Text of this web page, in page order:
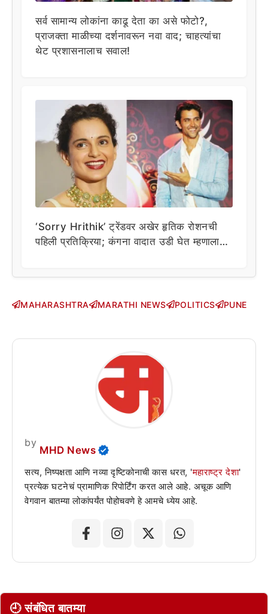
सर्व सामान्य लोकांना काढू देता का असे फोटो?,
प्राजक्ता माळीच्या दर्शनावरून नवा वाद; चाहत्यांचा
थेट प्रशासनालाच सवाल!
‘Sorry Hrithik’ ट्रेंडवर अखेर हृतिक रोशनची
पहिली प्रतिक्रिया; कंगना वादात उडी घेत म्हणाला…
MAHARASHTRA MARATHI NEWS POLITICS PUNE
by
MHD News
सत्य, निष्पक्षता आणि नव्या दृष्टिकोनाची कास धरत, 'महाराष्ट्र देशा'
प्रत्येक घटनेचं प्रामाणिक रिपोर्टिंग करत आले आहे. अचूक आणि
वेगवान बातम्या लोकांपर्यंत पोहोचवणे हे आमचे ध्येय आहे.
🕘 संबंधित बातम्या